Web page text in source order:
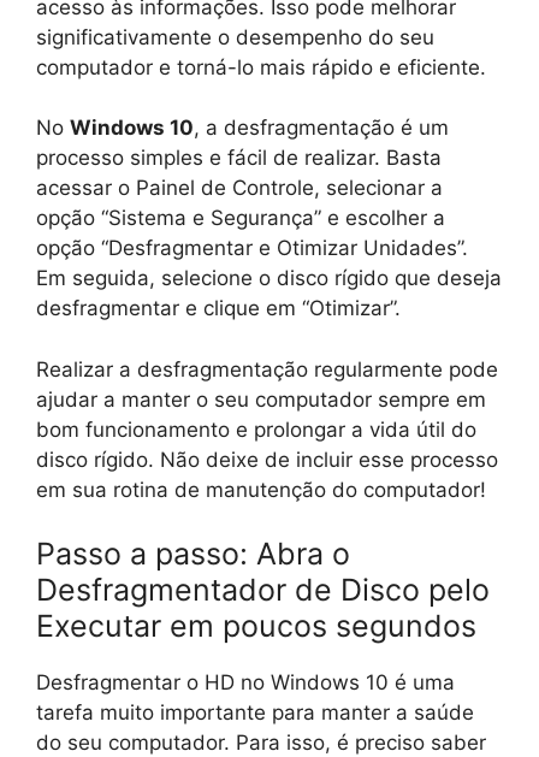
acesso às informações. Isso pode melhorar
significativamente o desempenho do seu
computador e torná-lo mais rápido e eficiente.
No Windows 10, a desfragmentação é um
processo simples e fácil de realizar. Basta
acessar o Painel de Controle, selecionar a
opção “Sistema e Segurança” e escolher a
opção “Desfragmentar e Otimizar Unidades”.
Em seguida, selecione o disco rígido que deseja
desfragmentar e clique em “Otimizar”.
Realizar a desfragmentação regularmente pode
ajudar a manter o seu computador sempre em
bom funcionamento e prolongar a vida útil do
disco rígido. Não deixe de incluir esse processo
em sua rotina de manutenção do computador!
Passo a passo: Abra o
Desfragmentador de Disco pelo
Executar em poucos segundos
Desfragmentar o HD no Windows 10 é uma
tarefa muito importante para manter a saúde
do seu computador. Para isso, é preciso saber